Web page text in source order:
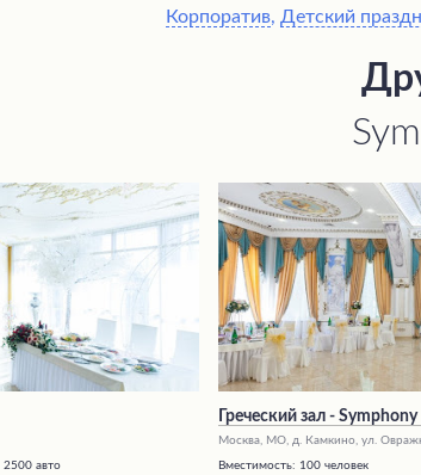
Корпоратив, Детский
2500 авто
Греческий зал - Symphony
Москва, МО, д. Камкино, ул.
Вместимость: 100 человек